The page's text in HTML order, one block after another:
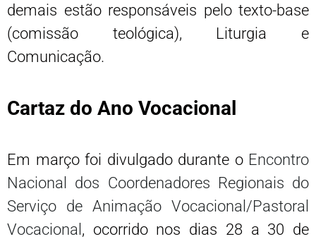
demais estão responsáveis pelo texto-base
(comissão teológica), Liturgia e
Comunicação.
Cartaz do Ano Vocacional
Em março foi divulgado durante o Encontro
Nacional dos Coordenadores Regionais do
Serviço de Animação Vocacional/Pastoral
Vocacional , ocorrido nos dias 28 a 30 de